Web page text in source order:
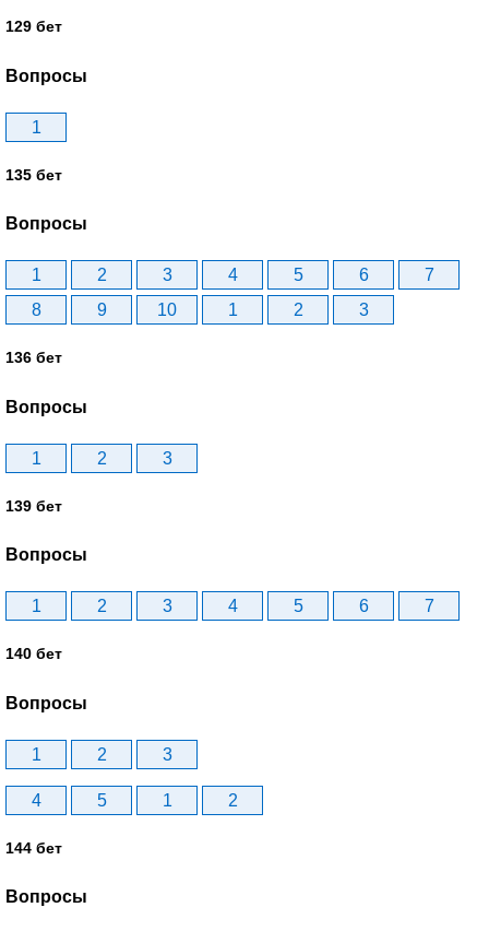
129 бет
Вопросы
1
135 бет
Вопросы
1 2 3 4 5 6
7
8
9 10 1 2 3
136 бет
Вопросы
1 2 3
139 бет
Вопросы
1 2 3 4 5 6 7
140 бет
Вопросы
1 2 3
4 5 1 2
144 бет
Вопросы